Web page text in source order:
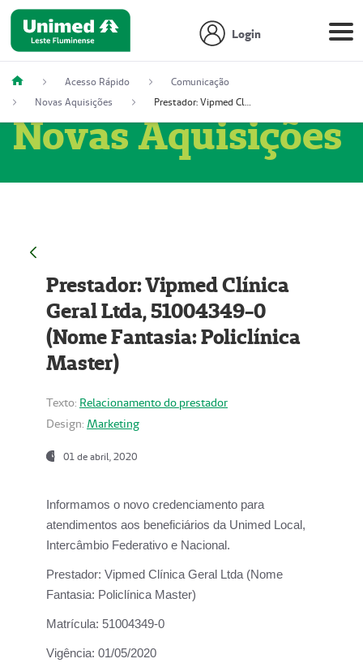
Login
Acesso Rápido
Comunicação
Novas Aquisições
Prestador: Vipmed Clínica Geral Ltda, 51004349-0 (Nome Fantasia: Policlínica Master)
Novas Aquisições
Prestador: Vipmed Clínica
Geral Ltda, 51004349-0
(Nome Fantasia: Policlínica
Master)
Texto: Relacionamento do prestador
Design: Marketing
01 de abril, 2020
Informamos o novo credenciamento para
atendimentos aos beneficiários da Unimed Local,
Intercâmbio Federativo e Nacional.
Prestador: Vipmed Clínica Geral Ltda (Nome
Fantasia: Policlínica Master)
Matrícula: 51004349-0
Vigência: 01/05/2020